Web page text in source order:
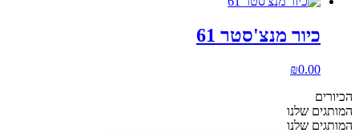
כיור מנצ'סטר 61
₪0.00
הכיורים
המותגים שלנו
המותגים שלנו